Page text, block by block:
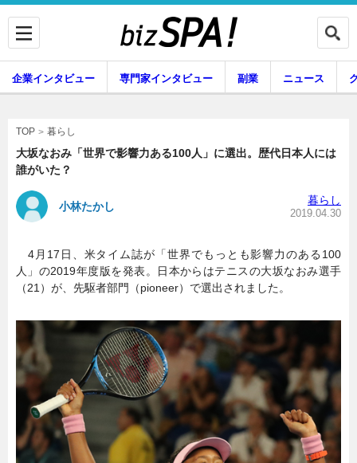
専門家インタビュー
副業 ニュース
グルメ スキル
暮らし エンタメ
連載一覧
企業インタビュー 専門家インタビュー 副業 ニュース
TOP 暮らし
大坂なおみ「世界で影響力ある100人」に選出。歴代日本人には
誰がいた？
小林たかし 暮らし
2019.04.30
4月17日、米タイム誌が「世界でもっとも影響力のある100
人」の2019年度版を発表。日本からはテニスの大坂なおみ選手
（21）が、先駆者部門（pioneer）で選出されました。